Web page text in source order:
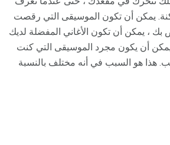
يمكن أن تكون الموسيقى التي رقصت
، يمكن أن تكون الأغاني المفضلة لديك
يمكن أن يكون مجرد الموسيقى التي كنت
هذا هو السبب في أنه مختلف بالنسبة